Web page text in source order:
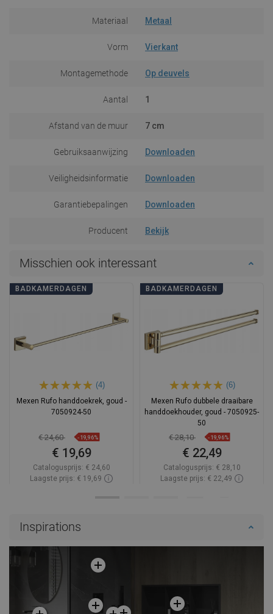
Materiaal Metaal
Vorm Vierkant
Montagemethode Op deuvels
Aantal 1
Afstand van de muur 7 cm
Gebruiksaanwijzing Downloaden
Veiligheidsinformatie Downloaden
Garantiebepalingen Downloaden
Producent Bekijk
Misschien ook interessant
BADKAMERDAGEN
(4)
Mexen Rufo handdoekrek, goud -
7050924-50
€ 24,60 -19,96%
€ 19,69
Catalogusprijs: € 24,60
Laagste prijs: € 19,69
BADKAMERDAGEN
(6)
Mexen Rufo dubbele draaibare
handdoekhouder, goud - 7050925-
50
€ 28,10 -19,96%
€ 22,49
Catalogusprijs: € 28,10
Laagste prijs: € 22,49
Inspirations